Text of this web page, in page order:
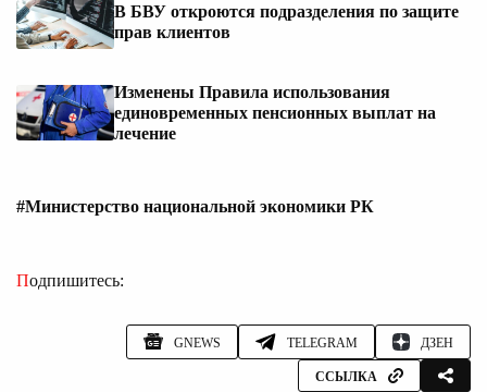
В БВУ откроются подразделения по защите
прав клиентов
Изменены Правила использования
единовременных пенсионных выплат на
лечение
#Министерство национальной экономики РК
Подпишитесь:
GNEWS TELEGRAM ДЗЕН
ССЫЛКА